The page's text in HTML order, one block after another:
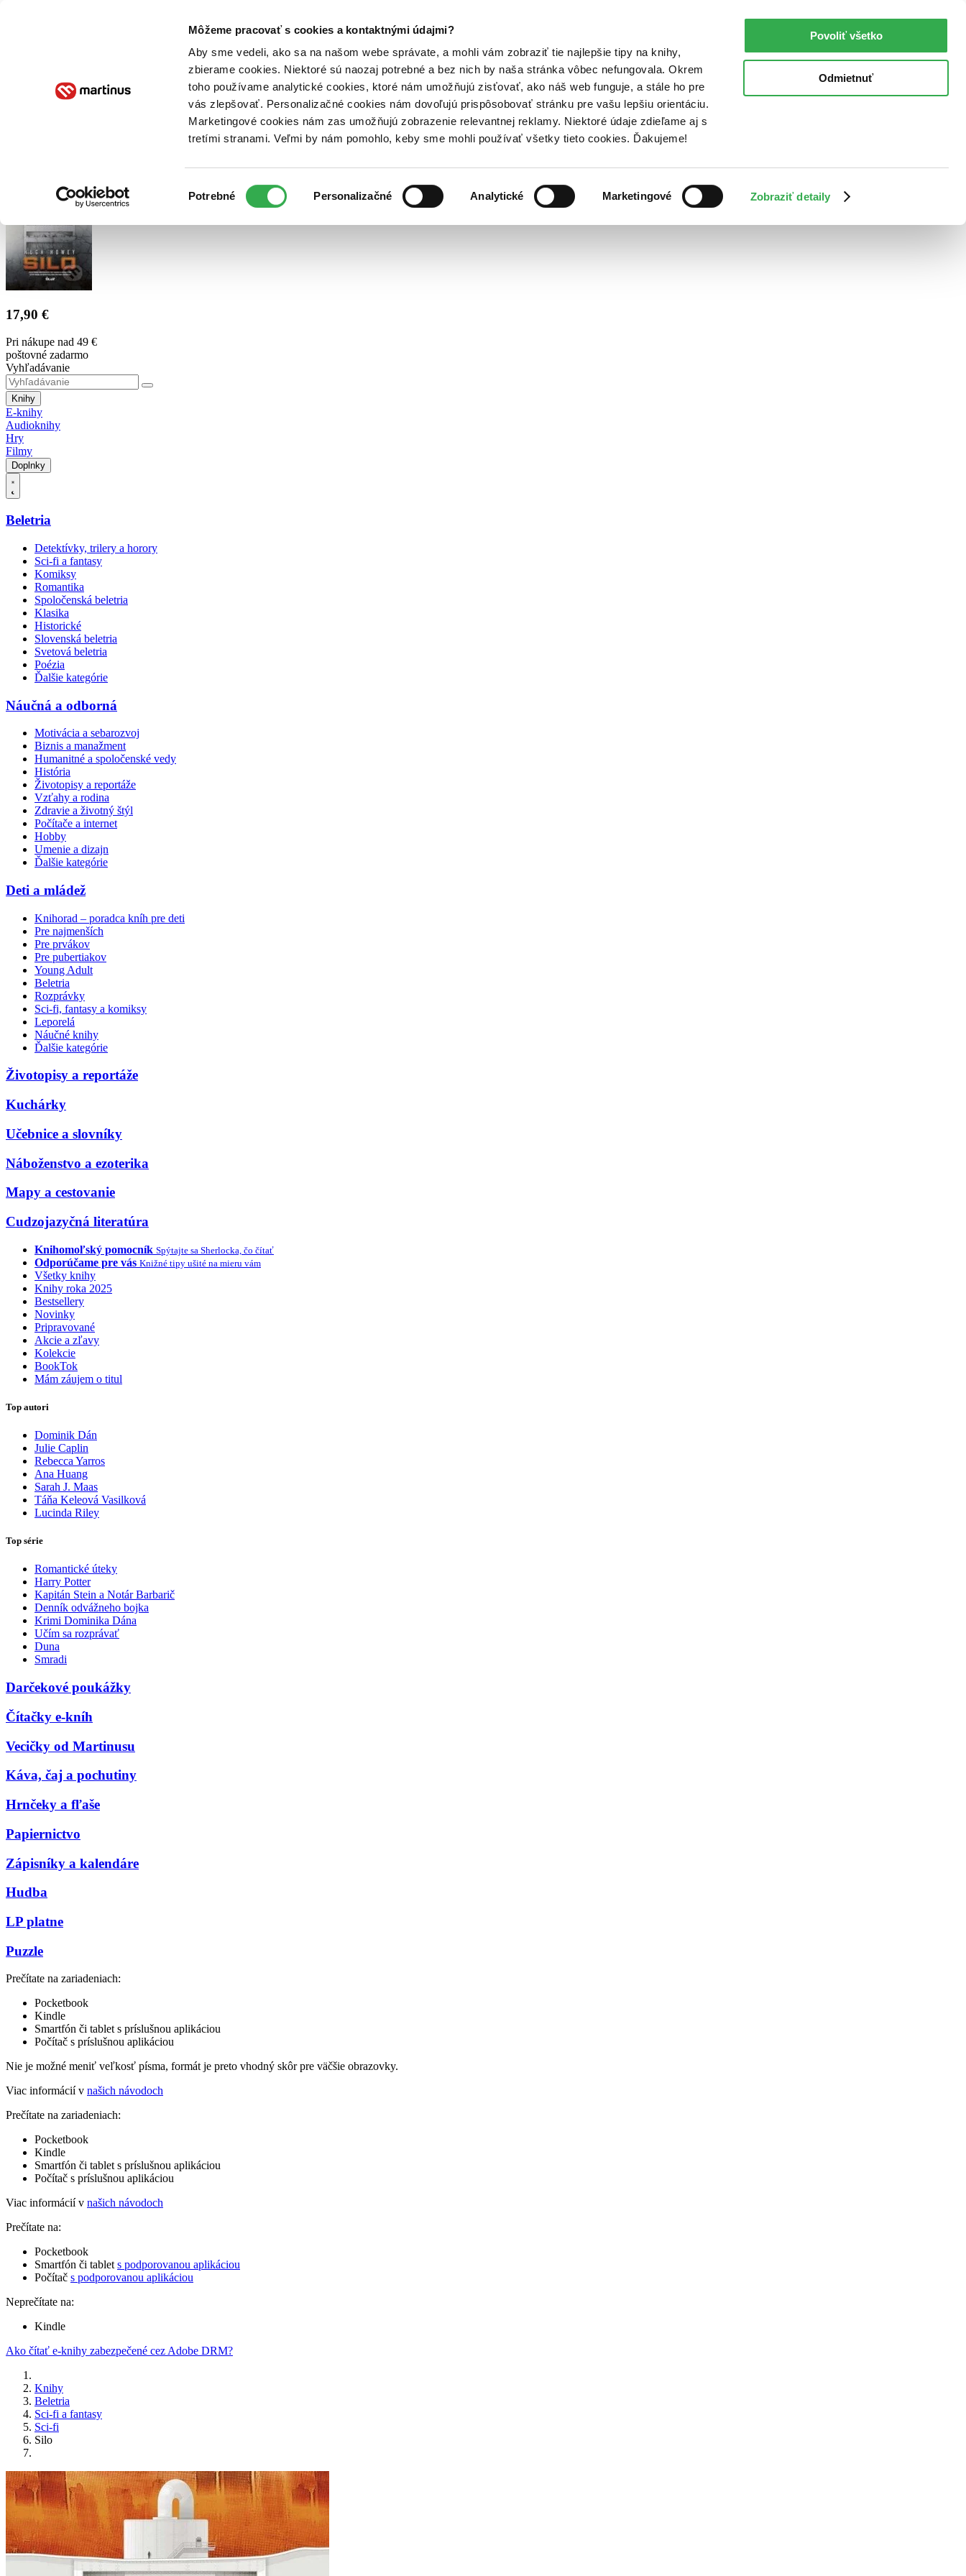
Môžeme pracovať s cookies a kontaktnými údajmi?
Aby sme vedeli, ako sa na našom webe správate, a mohli vám zobraziť tie najlepšie tipy na knihy,
zbierame cookies. Niektoré sú naozaj potrebné a bez nich by naša stránka vôbec nefungovala. Okrem
toho používame analytické cookies, ktoré nám umožňujú zisťovať, ako náš web funguje, a stále ho pre
vás zlepšovať. Personalizačné cookies nám dovoľujú prispôsobovať stránku pre vašu lepšiu orientáciu.
Marketingové cookies nám zas umožňujú zobrazenie relevantnej reklamy. Niektoré údaje zdieľame aj s
tretími stranami. Veľmi by nám pomohlo, keby sme mohli používať všetky tieto cookies. Ďakujeme!
súhlasu
Potrebné Personalizačné Analytické Marketingové Zobraziť detaily
Povoliť všetko
Odmietnuť
Poukážky Kontakt
17,90 €
Pri nákupe nad 49 €
poštovné zadarmo
Vyhľadávanie
Knihy
E-knihy
Audioknihy
Hry
Filmy
Doplnky
Beletria
Detektívky, trilery a horory
Sci-fi a fantasy
Komiksy
Romantika
Spoločenská beletria
Klasika
Historické
Slovenská beletria
Svetová beletria
Poézia
Ďalšie kategórie
Náučná a odborná
Motivácia a sebarozvoj
Biznis a manažment
Humanitné a spoločenské vedy
História
Životopisy a reportáže
Vzťahy a rodina
Zdravie a životný štýl
Počítače a internet
Hobby
Umenie a dizajn
Ďalšie kategórie
Deti a mládež
Knihorad – poradca kníh pre deti
Pre najmenších
Pre prvákov
Pre pubertiakov
Young Adult
Beletria
Rozprávky
Sci-fi, fantasy a komiksy
Leporelá
Náučné knihy
Ďalšie kategórie
Životopisy a reportáže
Kuchárky
Učebnice a slovníky
Náboženstvo a ezoterika
Mapy a cestovanie
Cudzojazyčná literatúra
Knihomoľský pomocník Spýtajte sa Sherlocka, čo čítať
Odporúčame pre vás Knižné tipy ušité na mieru vám
Všetky knihy
Knihy roka 2025
Bestsellery
Novinky
Pripravované
Akcie a zľavy
Kolekcie
BookTok
Mám záujem o titul
Top autori
Dominik Dán
Julie Caplin
Rebecca Yarros
Ana Huang
Sarah J. Maas
Táňa Keleová Vasilková
Lucinda Riley
Top série
Romantické úteky
Harry Potter
Kapitán Stein a Notár Barbarič
Denník odvážneho bojka
Krimi Dominika Dána
Učím sa rozprávať
Duna
Smradi
Darčekové poukážky
Čítačky e-kníh
Vecičky od Martinusu
Káva, čaj a pochutiny
Hrnčeky a fľaše
Papiernictvo
Zápisníky a kalendáre
Hudba
LP platne
Puzzle
Prečítate na zariadeniach:
Pocketbook
Kindle
Smartfón či tablet s príslušnou aplikáciou
Počítač s príslušnou aplikáciou
Nie je možné meniť veľkosť písma, formát je preto vhodný skôr pre väčšie obrazovky.
Viac informácií v našich návodoch
Prečítate na zariadeniach:
Pocketbook
Kindle
Smartfón či tablet s príslušnou aplikáciou
Počítač s príslušnou aplikáciou
Viac informácií v našich návodoch
Prečítate na:
Pocketbook
Smartfón či tablet s podporovanou aplikáciou
Počítač s podporovanou aplikáciou
Neprečítate na:
Kindle
Ako čítať e-knihy zabezpečené cez Adobe DRM?
Knihy
Beletria
Sci-fi a fantasy
Sci-fi
Silo